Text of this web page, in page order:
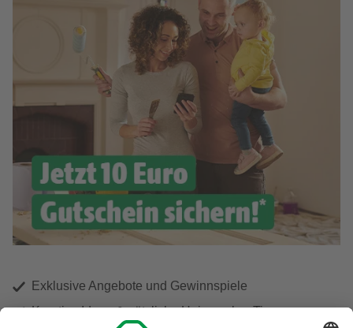
Exklusive Angebote und Gewinnspiele
Kreative Ideen & nützliche Heimwerker-Tipps